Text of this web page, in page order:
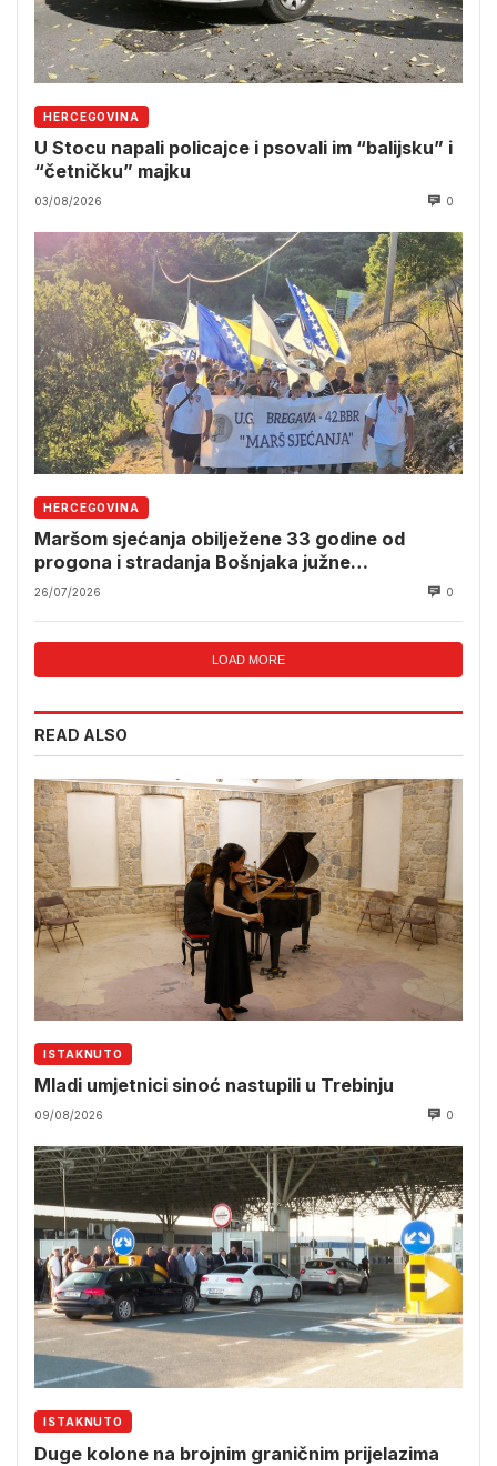
HERCEGOVINA
U Stocu napali policajce i psovali im “balijsku” i
“četničku” majku
03/08/2026 0
HERCEGOVINA
Maršom sjećanja obilježene 33 godine od
progona i stradanja Bošnjaka južne
Hercegovine
26/07/2026 0
LOAD MORE
READ ALSO
ISTAKNUTO
Mladi umjetnici sinoć nastupili u Trebinju
09/08/2026 0
ISTAKNUTO
Duge kolone na brojnim graničnim prijelazima